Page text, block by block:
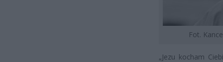
Fot.
„Jezu kocham